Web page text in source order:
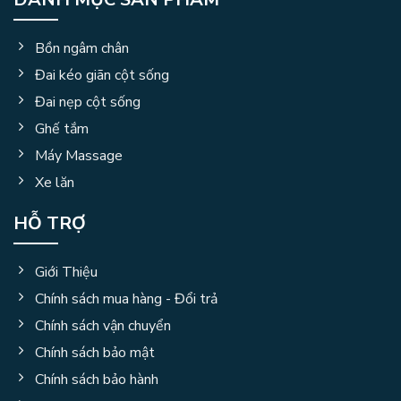
Bồn ngâm chân
Đai kéo giãn cột sống
Đai nẹp cột sống
Ghế tắm
Máy Massage
Xe lăn
HỖ TRỢ
Giới Thiệu
Chính sách mua hàng - Đổi trả
Chính sách vận chuyển
Chính sách bảo mật
Chính sách bảo hành